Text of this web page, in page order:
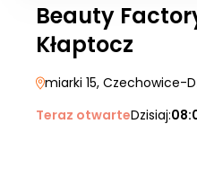
Beauty
Kłaptocz
miarki 15, Czechowice-
Teraz otwarteDzisiaj: